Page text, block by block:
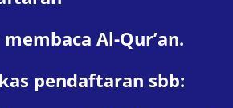
Al-Qur’an.
pendaftaran sbb: